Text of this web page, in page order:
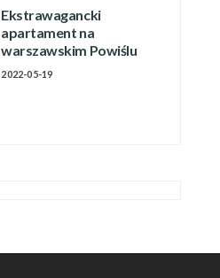
Ekstrawagancki
apartament na
warszawskim Powiślu
2022-05-19